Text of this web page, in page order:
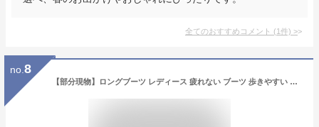
全てのおすすめコメント (1件) >
no. 8
【部分現物】ロングブーツ レディース 疲れない ブーツ 歩きやすい 幅広 甲高 ロングブーツ ローヒール ぺたんこ おしゃれ 細身 スマート スリム ジョッキーブーツ ジョッキー 大きいサイズ 大きい おすすめ 暖かい 冬 靴 合皮 美脚効果